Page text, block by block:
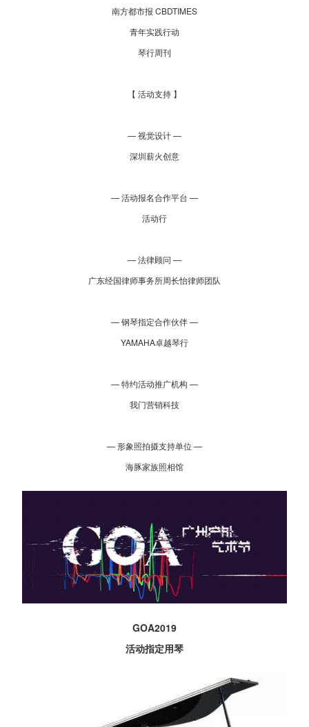
南方都市报 CBDTIMES
青年实践行动
琴行周刊
【 活动支持 】
— 视觉设计 —
深圳薪火创意
— 活动报名合作平台 —
活动行
— 法律顾问 —
广东经国律师事务所周长怡律师团队
— 钢琴指定合作伙伴 —
YAMAHA卓越琴行
— 特约活动推广机构 —
我门营销科技
— 形象照拍摄支持单位 —
海豚家族照相馆
GOA2019
活动指定用琴